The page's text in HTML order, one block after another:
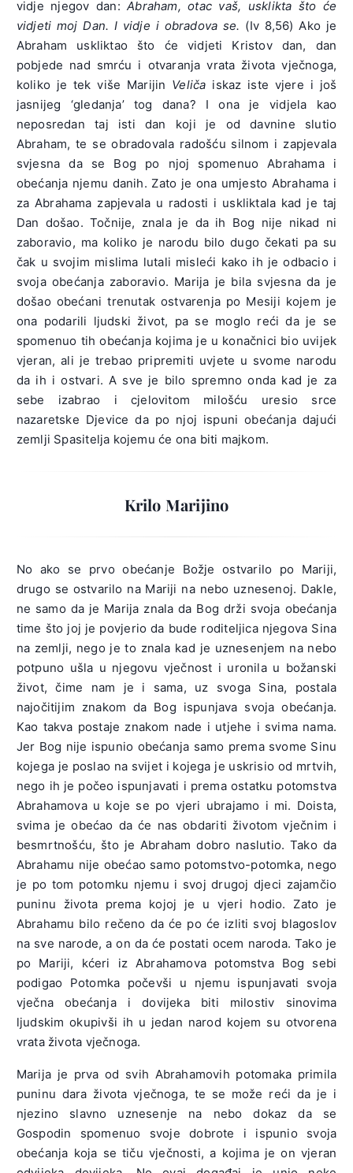
vidje njegov dan:Abraham, otac vaš, usklikta što će
vidjeti moj Dan. I vidje i obradova se. (Iv 8,56) Ako je
Abraham uskliktao što će vidjeti Kristov dan, dan
pobjede nad smrću i otvaranja vrata života vječnoga,
koliko je tek više Marijin Veliča iskaz iste vjere i još
jasnijeg ‘gledanja’ tog dana? I ona je vidjela kao
neposredan taj isti dan koji je od davnine slutio
Abraham, te se obradovala radošću silnom i zapjevala
svjesna da se Bog po njoj spomenuo Abrahama i
obećanja njemu danih. Zato je ona umjesto Abrahama i
za Abrahama zapjevala u radosti i uskliktala kad je taj
Dan došao. Točnije, znala je da ih Bog nije nikad ni
zaboravio, ma koliko je narodu bilo dugo čekati pa su
čak u svojim mislima lutali misleći kako ih je odbacio i
svoja obećanja zaboravio. Marija je bila svjesna da je
došao obećani trenutak ostvarenja po Mesiji kojem je
ona podarili ljudski život, pa se moglo reći da je se
spomenuo tih obećanja kojima je u konačnici bio uvijek
vjeran, ali je trebao pripremiti uvjete u svome narodu
da ih i ostvari. A sve je bilo spremno onda kad je za
sebe izabrao i cjelovitom milošću uresio srce
nazaretske Djevice da po njoj ispuni obećanja dajući
zemlji Spasitelja kojemu će ona biti majkom.
Krilo Marijino
No ako se prvo obećanje Božje ostvarilo po Mariji,
drugo se ostvarilo na Mariji na nebo uznesenoj. Dakle,
ne samo da je Marija znala da Bog drži svoja obećanja
time što joj je povjerio da bude roditeljica njegova Sina
na zemlji, nego je to znala kad je uznesenjem na nebo
potpuno ušla u njegovu vječnost i uronila u božanski
život, čime nam je i sama, uz svoga Sina, postala
najočitijim znakom da Bog ispunjava svoja obećanja.
Kao takva postaje znakom nade i utjehe i svima nama.
Jer Bog nije ispunio obećanja samo prema svome Sinu
kojega je poslao na svijet i kojega je uskrisio od mrtvih,
nego ih je počeo ispunjavati i prema ostatku potomstva
Abrahamova u koje se po vjeri ubrajamo i mi. Doista,
svima je obećao da će nas obdariti životom vječnim i
besmrtnošću, što je Abraham dobro naslutio. Tako da
Abrahamu nije obećao samo potomstvo-potomka, nego
je po tom potomku njemu i svoj drugoj djeci zajamčio
puninu života prema kojoj je u vjeri hodio. Zato je
Abrahamu bilo rečeno da će po će izliti svoj blagoslov
na sve narode, a on da će postati ocem naroda. Tako je
po Mariji, kćeri iz Abrahamova potomstva Bog sebi
podigao Potomka počevši u njemu ispunjavati svoja
vječna obećanja i dovijeka biti milostiv sinovima
ljudskim okupivši ih u jedan narod kojem su otvorena
vrata života vječnoga.
Marija je prva od svih Abrahamovih potomaka primila
puninu dara života vječnoga, te se može reći da je i
njezino slavno uznesenje na nebo dokaz da se
Gospodin spomenuo svoje dobrote i ispunio svoja
obećanja koja se tiču vječnosti, a kojima je on vjeran